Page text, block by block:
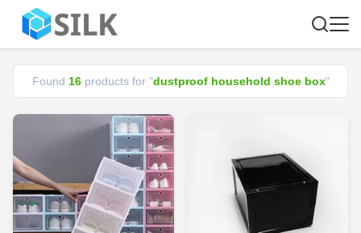
Found 16products for "dustproof household shoe box"